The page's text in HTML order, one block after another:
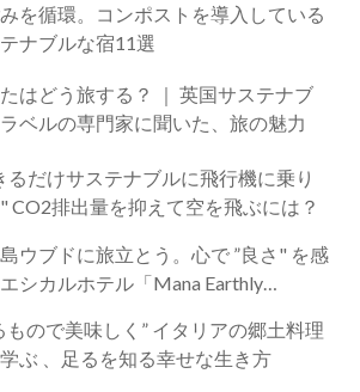
を循環。コンポストを導入している
ナブルな宿11選
う旅する？ ｜ 英国サステナブ
ベルの専門家に聞いた、旅の魅力
るだけサステナブルに飛行機に乗り
CO2排出量を抑えて空を飛ぶには？
ウブドに旅立とう。心で ”良さ" を感
シカルホテル「Mana Earthly
もので美味しく” イタリアの郷土料理
ぶ 、足るを知る幸せな生き方